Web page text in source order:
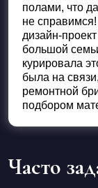
полами, что
не
дизайн-
большой
курировала
была на
ремонтной
подбором
Часто